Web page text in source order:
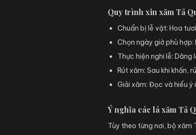
Quy trình xin xăm Tả
Chuẩn bị lễ vật: Hoa
Chọn ngày giờ phù
Thực hiện nghi lễ:
Rút xăm: Sau khi khấn,
Giải xăm: Đọc và hiểu
Ý nghĩa các lá xăm Tả
Tùy theo từng nơi, bộ xăm